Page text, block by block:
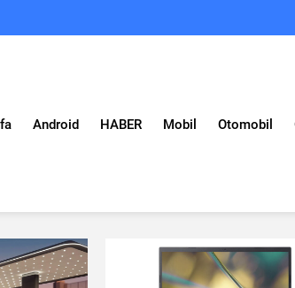
Android HABER Mobil Otomobil